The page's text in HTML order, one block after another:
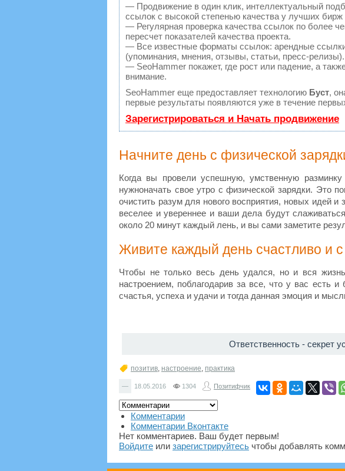
— Продвижение в один клик, интеллектуальный
ссылок с высокой степенью качества у лучших бирж
— Регулярная проверка качества ссылок по более
пересчет показателей качества проекта.
— Все известные форматы ссылок: арендные
(упоминания, мнения, отзывы, статьи, пресс-релизы).
— SeoHammer покажет, где рост или падение, а
внимание.
SeoHammer еще предоставляет технологию Буст,
первые результаты появляются уже в течение
Зарегистрироваться и Начать продвижение
Начните день с физической
Когда вы провели успешную, умственную
нужноначать свое утро с физической зарядки. Это
очистить разум для нового восприятия, новых идей
веселее и увереннее и ваши дела будут
около 20 минут каждый лень, и вы сами заметите
Живите каждый день счастливо и
Чтобы не только весь день удался, но и вся
настроением, поблагодарив за все, что у вас есть
счастья, успеха и удачи и тогда данная эмоция и
Ответственность - секрет
позитив, настроение, практика
— 18.05.2016 1304 Позитифчик
Комментарии
Комментарии Вконтакте
Нет комментариев. Ваш будет первым!
Войдите или зарегистрируйтесь чтобы добавлять